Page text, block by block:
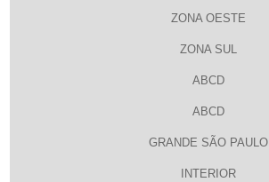
ZONA OESTE
ZONA SUL
ABCD
ABCD
GRANDE SÃO PAULO
INTERIOR